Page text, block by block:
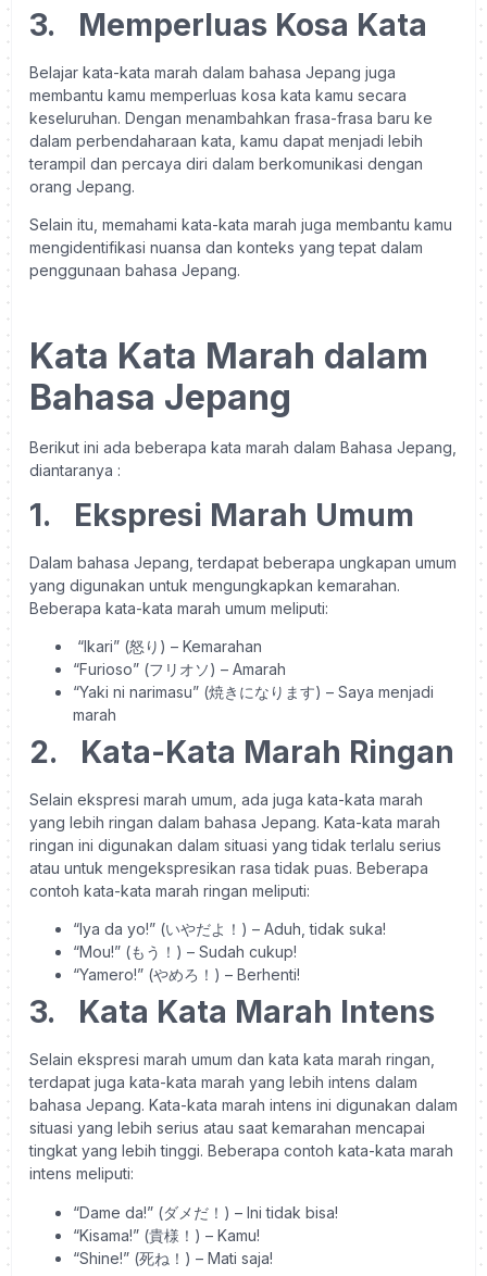
3. Memperluas Kosa Kata
Belajar kata-kata marah dalam bahasa Jepang juga
membantu kamu memperluas kosa kata kamu secara
keseluruhan. Dengan menambahkan frasa-frasa baru ke
dalam perbendaharaan kata, kamu dapat menjadi lebih
terampil dan percaya diri dalam berkomunikasi dengan
orang Jepang.
Selain itu, memahami kata-kata marah juga membantu kamu
mengidentifikasi nuansa dan konteks yang tepat dalam
penggunaan bahasa Jepang.
Kata Kata Marah dalam
Bahasa Jepang
Berikut ini ada beberapa kata marah dalam Bahasa Jepang,
diantaranya :
1. Ekspresi Marah Umum
Dalam bahasa Jepang, terdapat beberapa ungkapan umum
yang digunakan untuk mengungkapkan kemarahan.
Beberapa kata-kata marah umum meliputi:
“Ikari” (怒り) – Kemarahan
“Furioso” (フリオソ) – Amarah
“Yaki ni narimasu” (焼きになります) – Saya menjadi
marah
2. Kata-Kata Marah Ringan
Selain ekspresi marah umum, ada juga kata-kata marah
yang lebih ringan dalam bahasa Jepang. Kata-kata marah
ringan ini digunakan dalam situasi yang tidak terlalu serius
atau untuk mengekspresikan rasa tidak puas. Beberapa
contoh kata-kata marah ringan meliputi:
“Iya da yo!” (いやだよ！) – Aduh, tidak suka!
“Mou!” (もう！) – Sudah cukup!
“Yamero!” (やめろ！) – Berhenti!
3. Kata Kata Marah Intens
Selain ekspresi marah umum dan kata kata marah ringan,
terdapat juga kata-kata marah yang lebih intens dalam
bahasa Jepang. Kata-kata marah intens ini digunakan dalam
situasi yang lebih serius atau saat kemarahan mencapai
tingkat yang lebih tinggi. Beberapa contoh kata-kata marah
intens meliputi:
“Dame da!” (ダメだ！) – Ini tidak bisa!
“Kisama!” (貴様！) – Kamu!
“Shine!” (死ね！) – Mati saja!